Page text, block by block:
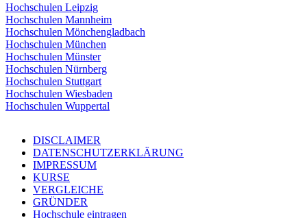
Hochschulen Leipzig
Hochschulen Mannheim
Hochschulen Mönchengladbach
Hochschulen München
Hochschulen Münster
Hochschulen Nürnberg
Hochschulen Stuttgart
Hochschulen Wiesbaden
Hochschulen Wuppertal
DISCLAIMER
DATENSCHUTZERKLÄRUNG
IMPRESSUM
KURSE
VERGLEICHE
GRÜNDER
Hochschule eintragen